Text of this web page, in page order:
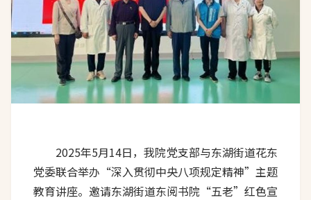
2025年5月14日，我院党支部与东湖街道花东
党委联合举办“深入贯彻中央八项规定精神”主题
教育讲座。邀请东湖街道东阅书院“五老”红色宣